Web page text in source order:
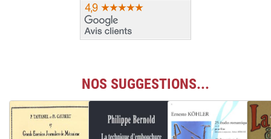
NOS SUGGESTIONS...